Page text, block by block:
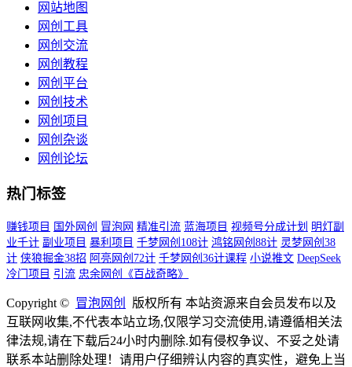
网站地图
网创工具
网创交流
网创教程
网创平台
网创技术
网创项目
网创杂谈
网创论坛
热门标签
赚钱项目 国外网创 冒泡网 精准引流 蓝海项目 视频号分成计划
明灯副
业千计 副业项目 暴利项目 千梦网创108计 鸿铭网创88计 灵梦网创38
计 侠狼掘金38招 阿亮网创72计 千梦网创36计课程 小说推文 DeepSeek
冷门项目 引流 忠余网创《百战奇略》
Copyright © 冒泡网创
版权所有 本站资源来自会员发布以及
互联网收集,不代表本站立场,仅限学习交流使用,请遵循相关法
律法规,请在下载后24小时内删除.如有侵权争议、不妥之处请
联系本站删除处理！请用户仔细辨认内容的真实性，避免上当